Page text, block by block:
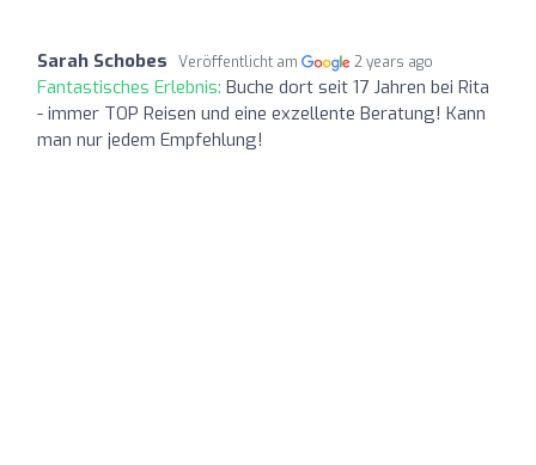
Sarah Schobes Veröffentlicht am 2 years ago
Fantastisches Erlebnis: Buche dort seit 17 Jahren bei Rita
- immer TOP Reisen und eine exzellente Beratung! Kann
man nur jedem Empfehlung!